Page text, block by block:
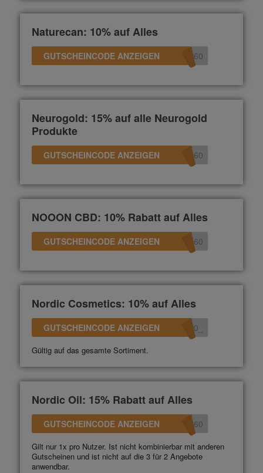
Naturecan: 10% auf Alles
GUTSCHEINCODE ANZEIGEN 360
Neurogold: 15% auf alle Neurogold
Produkte
GUTSCHEINCODE ANZEIGEN 360
NOOON CBD: 10% Rabatt auf Alles
GUTSCHEINCODE ANZEIGEN 360
Nordic Cosmetics: 10% auf Alles
GUTSCHEINCODE ANZEIGEN
Gültig auf das gesamte Sortiment.
Nordic Oil: 15% Rabatt auf Alles
GUTSCHEINCODE ANZEIGEN 360
Gilt nur 1x pro Nutzer. Ist nicht kombinierbar mit anderen
Gutscheinen und ist nicht auf die 3 für 2 Angebote
anwendbar.